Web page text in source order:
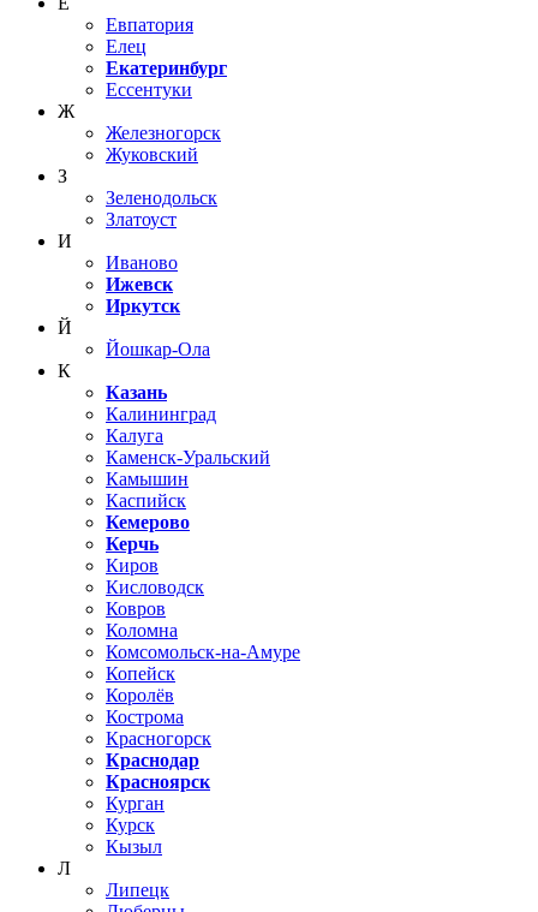
Евпатория
Елец
Екатеринбург
Ессентуки
Ж
Железногорск
Жуковский
З
Зеленодольск
Златоуст
И
Иваново
Ижевск
Иркутск
Й
Йошкар-Ола
К
Казань
Калининград
Калуга
Каменск-Уральский
Камышин
Каспийск
Кемерово
Керчь
Киров
Кисловодск
Ковров
Коломна
Комсомольск-на-Амуре
Копейск
Королёв
Кострома
Красногорск
Краснодар
Красноярск
Курган
Курск
Кызыл
Л
Липецк